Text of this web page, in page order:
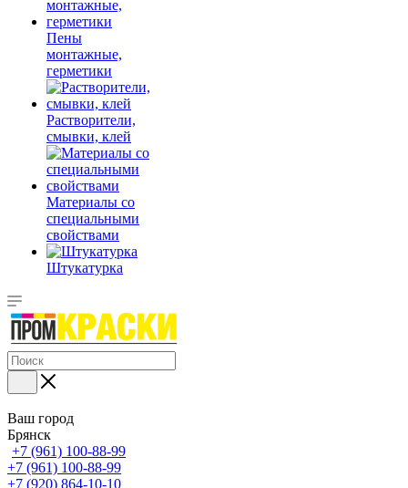
Пены
монтажные,
герметики
Растворители,
смывки, клей
Материалы со
специальными
свойствами
Штукатурка
Ваш город
Брянск
+7 (961) 100-88-99
+7 (961) 100-88-99
+7 (920) 864-10-10